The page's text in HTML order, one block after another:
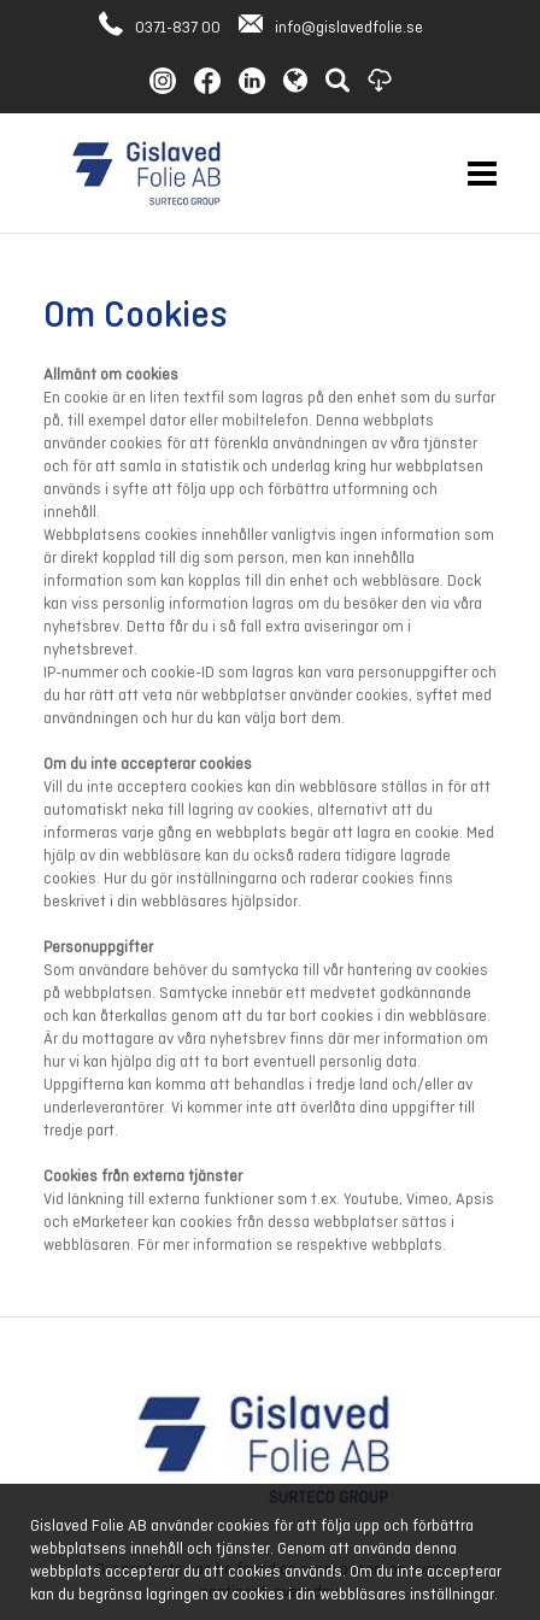
Gislaved Folie AB använder cookies för att följa upp och förbättra
webbplatsens innehåll och tjänster. Genom att använda denna
webbplats accepterar du att cookies används. Om du inte accepterar
kan du begränsa lagringen av cookies i din webbläsares inställningar.
0371-837 00 info@gislavedfolie.se
Om Cookies
Allmänt om cookies
En cookie är en liten textfil som lagras på den enhet som du surfar
på, till exempel dator eller mobiltelefon. Denna webbplats
använder cookies för att förenkla användningen av våra tjänster
och för att samla in statistik och underlag kring hur webbplatsen
används i syfte att följa upp och förbättra utformning och
innehåll.
Webbplatsens cookies innehåller vanligtvis ingen information som
är direkt kopplad till dig som person, men kan innehålla
information som kan kopplas till din enhet och webbläsare. Dock
kan viss personlig information lagras om du besöker den via våra
nyhetsbrev. Detta får du i så fall extra aviseringar om i
nyhetsbrevet.
IP-nummer och cookie-ID som lagras kan vara personuppgifter och
du har rätt att veta när webbplatser använder cookies, syftet med
användningen och hur du kan välja bort dem.
Om du inte accepterar cookies
Vill du inte acceptera cookies kan din webbläsare ställas in för att
automatiskt neka till lagring av cookies, alternativt att du
informeras varje gång en webbplats begär att lagra en cookie. Med
hjälp av din webbläsare kan du också radera tidigare lagrade
cookies. Hur du gör inställningarna och raderar cookies finns
beskrivet i din webbläsares hjälpsidor.
Personuppgifter
Som användare behöver du samtycka till vår hantering av cookies
på webbplatsen. Samtycke innebär ett medvetet godkännande
och kan återkallas genom att du tar bort cookies i din webbläsare.
Är du mottagare av våra nyhetsbrev finns där mer information om
hur vi kan hjälpa dig att ta bort eventuell personlig data.
Uppgifterna kan komma att behandlas i tredje land och/eller av
underleverantörer. Vi kommer inte att överlåta dina uppgifter till
tredje part.
Cookies från externa tjänster
Vid länkning till externa funktioner som t.ex. Youtube, Vimeo, Apsis
och eMarketeer kan cookies från dessa webbplatser sättas i
webbläsaren. För mer information se respektive webbplats.
Our products can be found on every ocean, on every
continent, every day.